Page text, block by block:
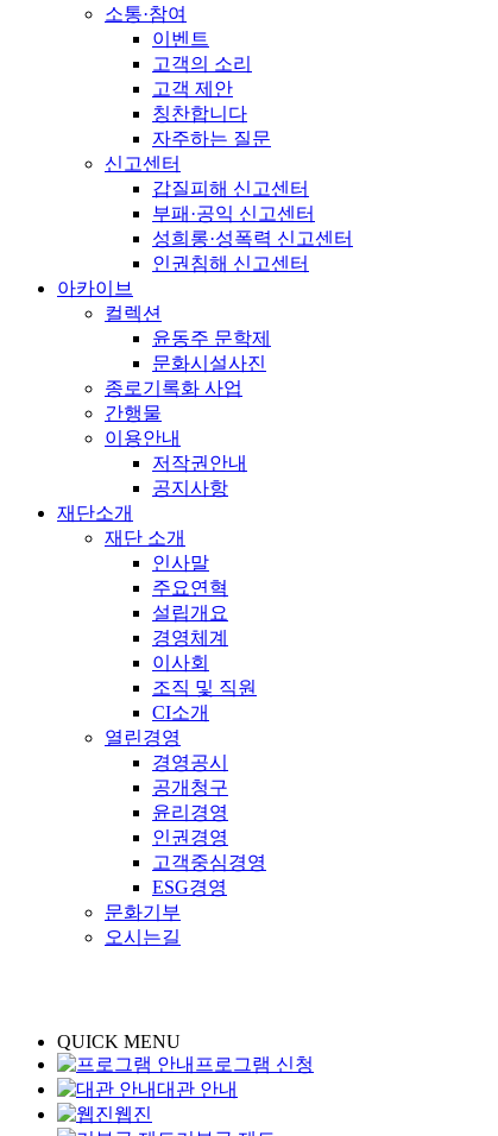
소통·참여
이벤트
고객의 소리
고객 제안
칭찬합니다
자주하는 질문
신고센터
갑질피해 신고센터
부패·공익 신고센터
성희롱·성폭력 신고센터
인권침해 신고센터
아카이브
컬렉션
윤동주 문학제
문화시설사진
종로기록화 사업
간행물
이용안내
저작권안내
공지사항
재단소개
재단 소개
인사말
주요연혁
설립개요
경영체계
이사회
조직 및 직원
CI소개
열린경영
경영공시
공개청구
윤리경영
인권경영
고객중심경영
ESG경영
문화기부
오시는길
QUICK MENU
프로그램 신청
대관 안내
웹진